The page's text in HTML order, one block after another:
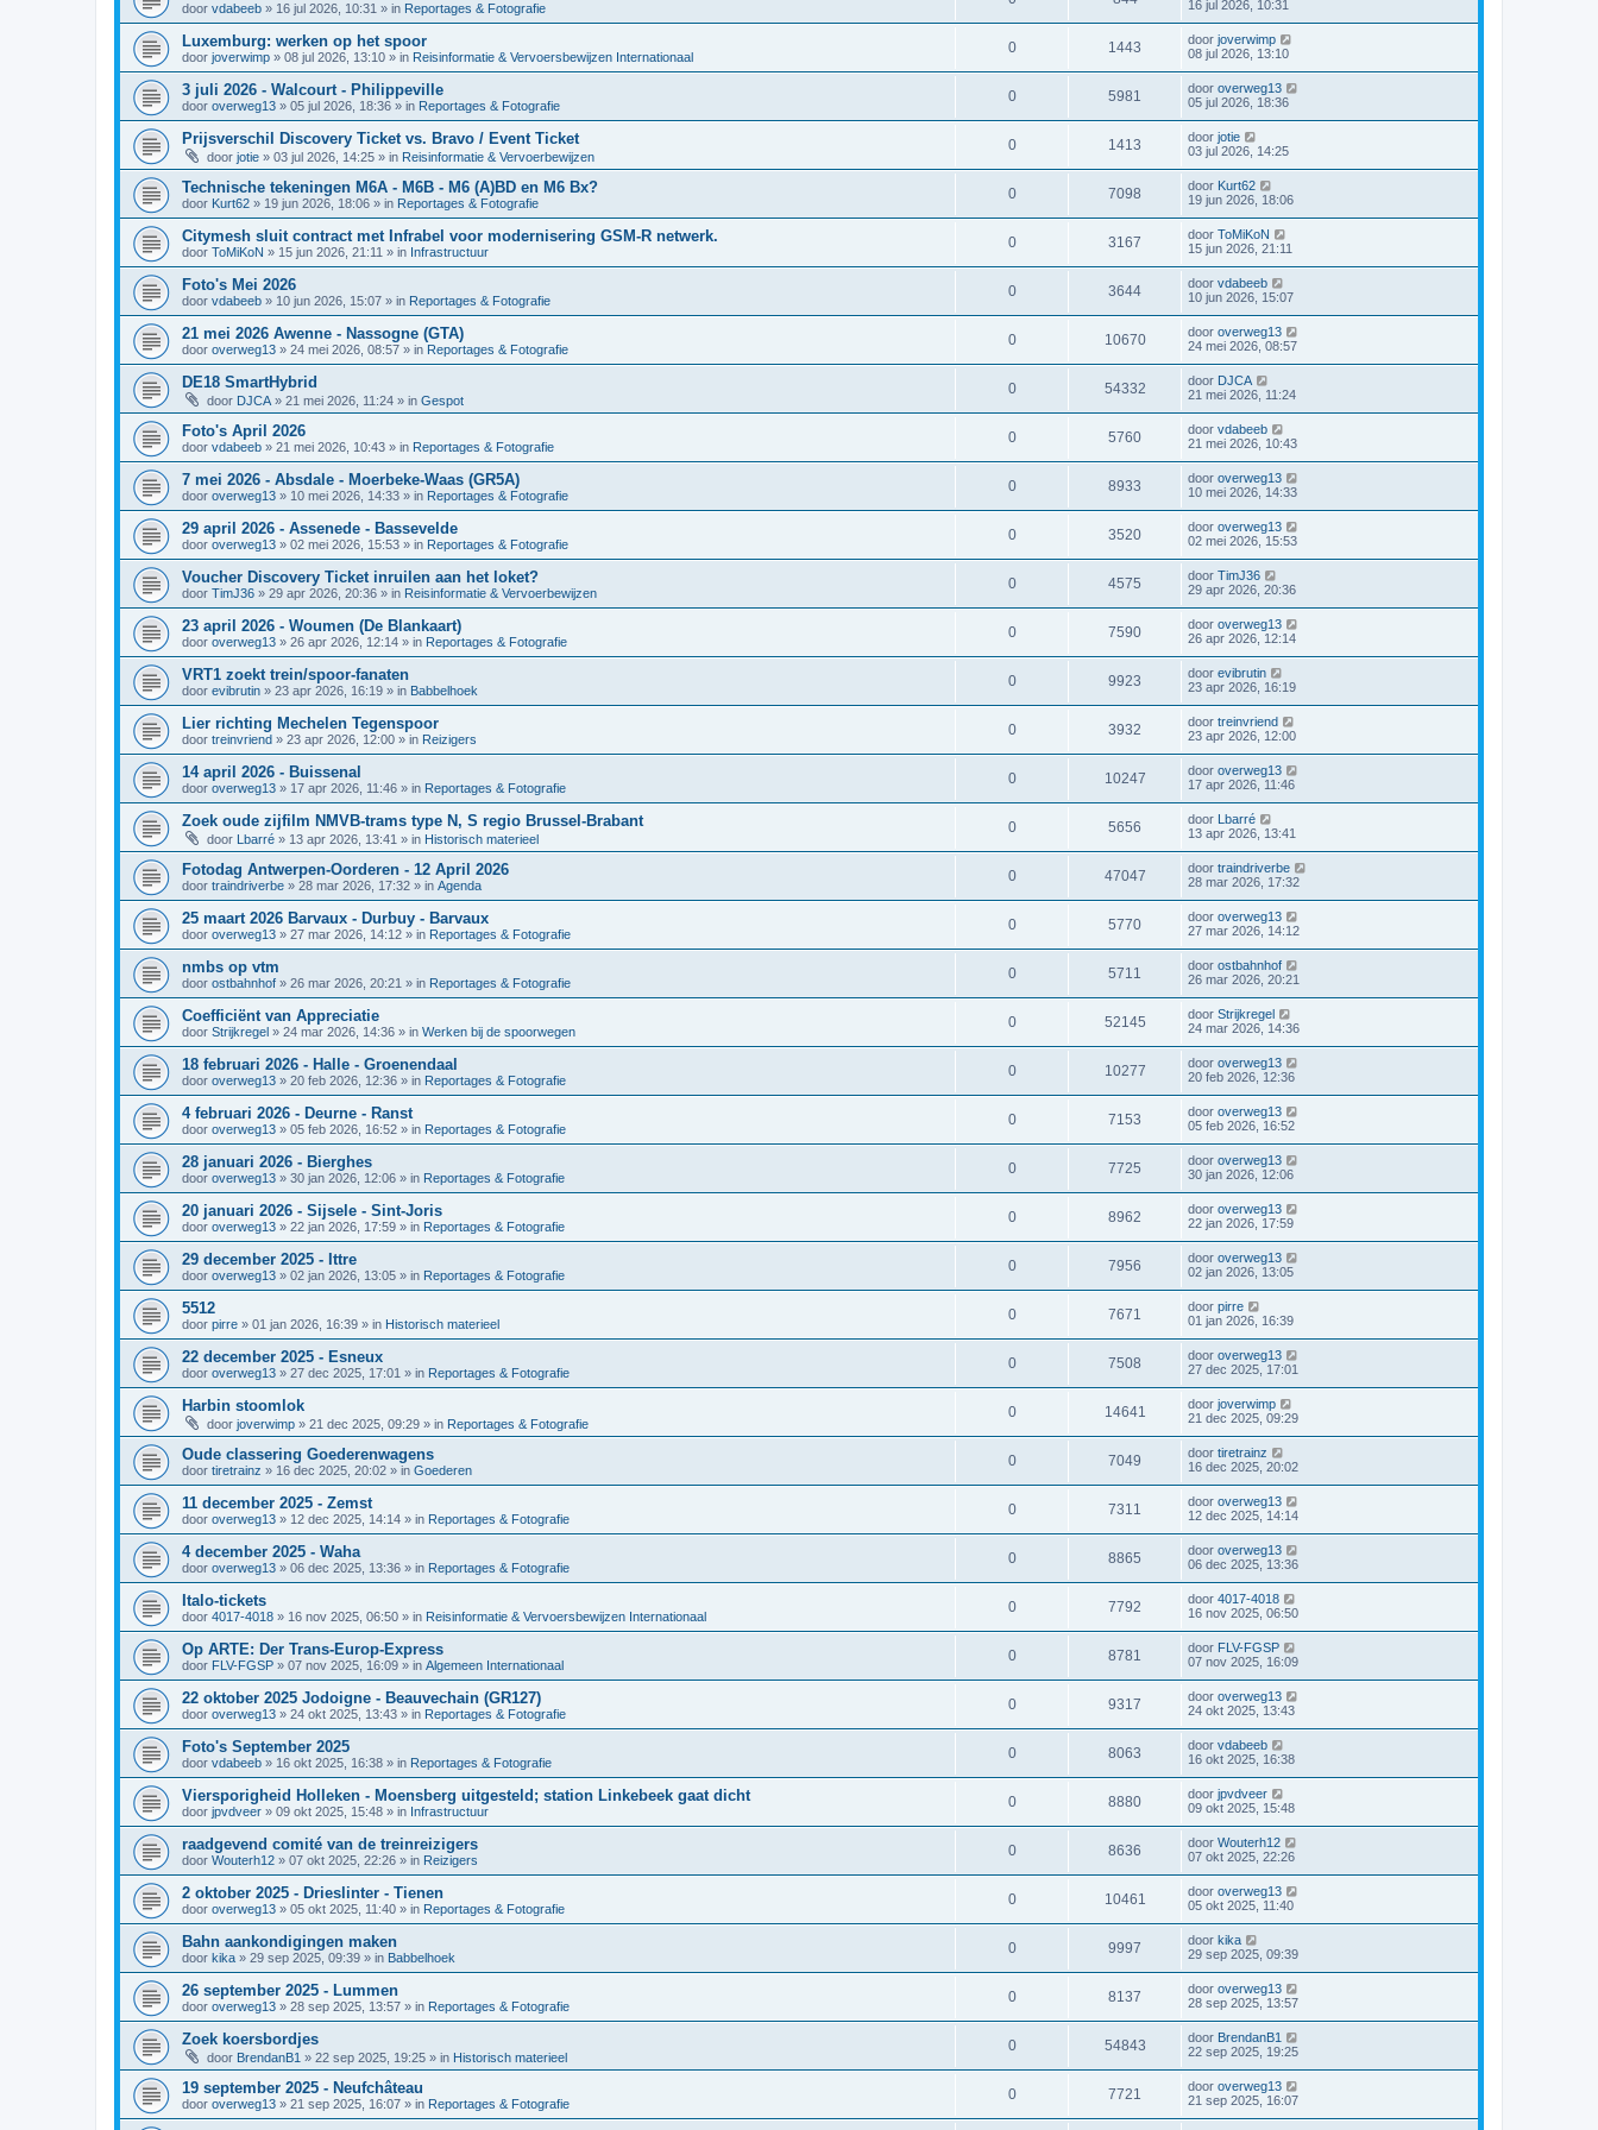
door vdabeeb » 16 jul 2026, 10:31 » in Reportages & Fotografie
16 jul 2026, 10:31
Luxemburg: werken op het spoor
door joverwimp » 08 jul 2026, 13:10 » in Reisinformatie & Vervoersbewijzen Internationaal
0 1443 door joverwimp
08 jul 2026, 13:10
3 juli 2026 - Walcourt - Philippeville
door overweg13 » 05 jul 2026, 18:36 » in Reportages & Fotografie
0 5981 door overweg13
05 jul 2026, 18:36
Prijsverschil Discovery Ticket vs. Bravo / Event Ticket
door jotie » 03 jul 2026, 14:25 » in Reisinformatie & Vervoerbewijzen
0 1413 door jotie
03 jul 2026, 14:25
Technische tekeningen M6A - M6B - M6 (A)BD en M6 Bx?
door Kurt62 » 19 jun 2026, 18:06 » in Reportages & Fotografie
0 7098 door Kurt62
19 jun 2026, 18:06
Citymesh sluit contract met Infrabel voor modernisering GSM-R netwerk.
door ToMiKoN » 15 jun 2026, 21:11 » in Infrastructuur
0 3167 door ToMiKoN
15 jun 2026, 21:11
Foto's Mei 2026
door vdabeeb » 10 jun 2026, 15:07 » in Reportages & Fotografie
0 3644 door vdabeeb
10 jun 2026, 15:07
21 mei 2026 Awenne - Nassogne (GTA)
door overweg13 » 24 mei 2026, 08:57 » in Reportages & Fotografie
0 10670 door overweg13
24 mei 2026, 08:57
DE18 SmartHybrid
door DJCA » 21 mei 2026, 11:24 » in Gespot
0 54332 door DJCA
21 mei 2026, 11:24
Foto's April 2026
door vdabeeb » 21 mei 2026, 10:43 » in Reportages & Fotografie
0 5760 door vdabeeb
21 mei 2026, 10:43
7 mei 2026 - Absdale - Moerbeke-Waas (GR5A)
door overweg13 » 10 mei 2026, 14:33 » in Reportages & Fotografie
0 8933 door overweg13
10 mei 2026, 14:33
29 april 2026 - Assenede - Bassevelde
door overweg13 » 02 mei 2026, 15:53 » in Reportages & Fotografie
0 3520 door overweg13
02 mei 2026, 15:53
Voucher Discovery Ticket inruilen aan het loket?
door TimJ36 » 29 apr 2026, 20:36 » in Reisinformatie & Vervoerbewijzen
0 4575 door TimJ36
29 apr 2026, 20:36
23 april 2026 - Woumen (De Blankaart)
door overweg13 » 26 apr 2026, 12:14 » in Reportages & Fotografie
0 7590 door overweg13
26 apr 2026, 12:14
VRT1 zoekt trein/spoor-fanaten
door evibrutin » 23 apr 2026, 16:19 » in Babbelhoek
0 9923 door evibrutin
23 apr 2026, 16:19
Lier richting Mechelen Tegenspoor
door treinvriend » 23 apr 2026, 12:00 » in Reizigers
0 3932 door treinvriend
23 apr 2026, 12:00
14 april 2026 - Buissenal
door overweg13 » 17 apr 2026, 11:46 » in Reportages & Fotografie
0 10247 door overweg13
17 apr 2026, 11:46
Zoek oude zijfilm NMVB-trams type N, S regio Brussel-Brabant
door Lbarré » 13 apr 2026, 13:41 » in Historisch materieel
0 5656 door Lbarré
13 apr 2026, 13:41
Fotodag Antwerpen-Oorderen - 12 April 2026
door traindriverbe » 28 mar 2026, 17:32 » in Agenda
0 47047 door traindriverbe
28 mar 2026, 17:32
25 maart 2026 Barvaux - Durbuy - Barvaux
door overweg13 » 27 mar 2026, 14:12 » in Reportages & Fotografie
0 5770 door overweg13
27 mar 2026, 14:12
nmbs op vtm
door ostbahnhof » 26 mar 2026, 20:21 » in Reportages & Fotografie
0 5711 door ostbahnhof
26 mar 2026, 20:21
Coefficiënt van Appreciatie
door Strijkregel » 24 mar 2026, 14:36 » in Werken bij de spoorwegen
0 52145 door Strijkregel
24 mar 2026, 14:36
18 februari 2026 - Halle - Groenendaal
door overweg13 » 20 feb 2026, 12:36 » in Reportages & Fotografie
0 10277 door overweg13
20 feb 2026, 12:36
4 februari 2026 - Deurne - Ranst
door overweg13 » 05 feb 2026, 16:52 » in Reportages & Fotografie
0 7153 door overweg13
05 feb 2026, 16:52
28 januari 2026 - Bierghes
door overweg13 » 30 jan 2026, 12:06 » in Reportages & Fotografie
0 7725 door overweg13
30 jan 2026, 12:06
20 januari 2026 - Sijsele - Sint-Joris
door overweg13 » 22 jan 2026, 17:59 » in Reportages & Fotografie
0 8962 door overweg13
22 jan 2026, 17:59
29 december 2025 - Ittre
door overweg13 » 02 jan 2026, 13:05 » in Reportages & Fotografie
0 7956 door overweg13
02 jan 2026, 13:05
5512
door pirre » 01 jan 2026, 16:39 » in Historisch materieel
0 7671 door pirre
01 jan 2026, 16:39
22 december 2025 - Esneux
door overweg13 » 27 dec 2025, 17:01 » in Reportages & Fotografie
0 7508 door overweg13
27 dec 2025, 17:01
Harbin stoomlok
door joverwimp » 21 dec 2025, 09:29 » in Reportages & Fotografie
0 14641 door joverwimp
21 dec 2025, 09:29
Oude classering Goederenwagens
door tiretrainz » 16 dec 2025, 20:02 » in Goederen
0 7049 door tiretrainz
16 dec 2025, 20:02
11 december 2025 - Zemst
door overweg13 » 12 dec 2025, 14:14 » in Reportages & Fotografie
0 7311 door overweg13
12 dec 2025, 14:14
4 december 2025 - Waha
door overweg13 » 06 dec 2025, 13:36 » in Reportages & Fotografie
0 8865 door overweg13
06 dec 2025, 13:36
Italo-tickets
door 4017-4018 » 16 nov 2025, 06:50 » in Reisinformatie & Vervoersbewijzen Internationaal
0 7792 door 4017-4018
16 nov 2025, 06:50
Op ARTE: Der Trans-Europ-Express
door FLV-FGSP » 07 nov 2025, 16:09 » in Algemeen Internationaal
0 8781 door FLV-FGSP
07 nov 2025, 16:09
22 oktober 2025 Jodoigne - Beauvechain (GR127)
door overweg13 » 24 okt 2025, 13:43 » in Reportages & Fotografie
0 9317 door overweg13
24 okt 2025, 13:43
Foto's September 2025
door vdabeeb » 16 okt 2025, 16:38 » in Reportages & Fotografie
0 8063 door vdabeeb
16 okt 2025, 16:38
Viersporigheid Holleken - Moensberg uitgesteld; station Linkebeek gaat dicht
door jpvdveer » 09 okt 2025, 15:48 » in Infrastructuur
0 8880 door jpvdveer
09 okt 2025, 15:48
raadgevend comité van de treinreizigers
door Wouterh12 » 07 okt 2025, 22:26 » in Reizigers
0 8636 door Wouterh12
07 okt 2025, 22:26
2 oktober 2025 - Drieslinter - Tienen
door overweg13 » 05 okt 2025, 11:40 » in Reportages & Fotografie
0 10461 door overweg13
05 okt 2025, 11:40
Bahn aankondigingen maken
door kika » 29 sep 2025, 09:39 » in Babbelhoek
0 9997 door kika
29 sep 2025, 09:39
26 september 2025 - Lummen
door overweg13 » 28 sep 2025, 13:57 » in Reportages & Fotografie
0 8137 door overweg13
28 sep 2025, 13:57
Zoek koersbordjes
door BrendanB1 » 22 sep 2025, 19:25 » in Historisch materieel
0 54843 door BrendanB1
22 sep 2025, 19:25
19 september 2025 - Neufchâteau
door overweg13 » 21 sep 2025, 16:07 » in Reportages & Fotografie
0 7721 door overweg13
21 sep 2025, 16:07